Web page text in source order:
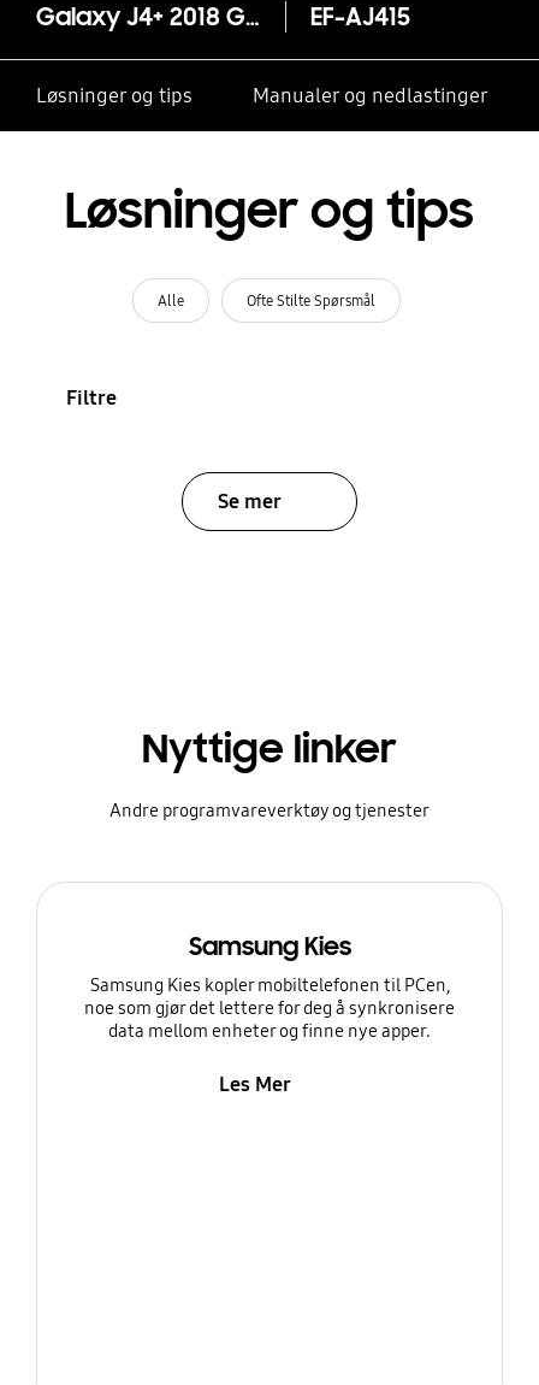
Galaxy J4+ 2018 Gradation Cover EF-AJ415
Løsninger og tips Manualer og nedlastinger
Løsninger og tips
Alle Ofte Stilte Spørsmål
Filtre
Se mer
Nyttige linker
Andre programvareverktøy og tjenester
Samsung Kies
Samsung Kies kopler mobiltelefonen til PCen,
noe som gjør det lettere for deg å synkronisere
data mellom enheter og finne nye apper.
Les Mer